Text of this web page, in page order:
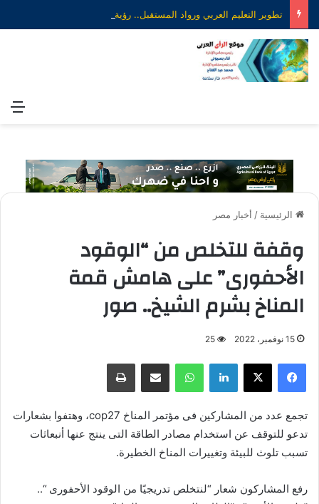
الرئيسية / أخبار مصر
وقفة للتخلص من “الوقود
الأحفورى” على هامش قمة
المناخ بشرم الشيخ.. صور
15 نوفمبر، 2022 25
فيسبوك X لينكدإن واتساب مشاركة عبر البريد طباعة
تجمع عدد من المشاركين فى مؤتمر المناخ cop27، وهتفوا بشعارات
تدعو للتوقف عن استخدام مصادر الطاقة التى ينتج عنها أنبعاثات
تسبب تلوث للبيئة وتغييرات المناخ الخطيرة.
رفع المشاركون شعار “لنتخلص تدريجيًا من الوقود الأحفورى “..